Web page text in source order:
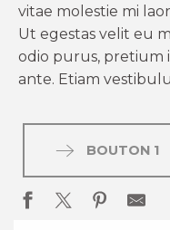
vitae molestie mi
Ut egestas velit eu
odio purus, pretium
ante. Etiam
BOUTON 1